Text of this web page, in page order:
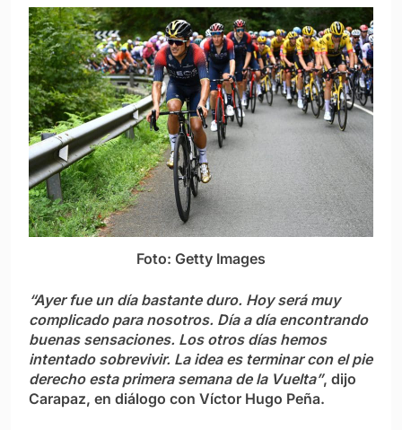
Foto: Getty Images
“Ayer fue un día bastante duro. Hoy será muy
complicado para nosotros. Día a día encontrando
buenas sensaciones. Los otros días hemos
intentado sobrevivir. La idea es terminar con el pie
derecho esta primera semana de la Vuelta”, dijo
Carapaz, en diálogo con Víctor Hugo Peña.